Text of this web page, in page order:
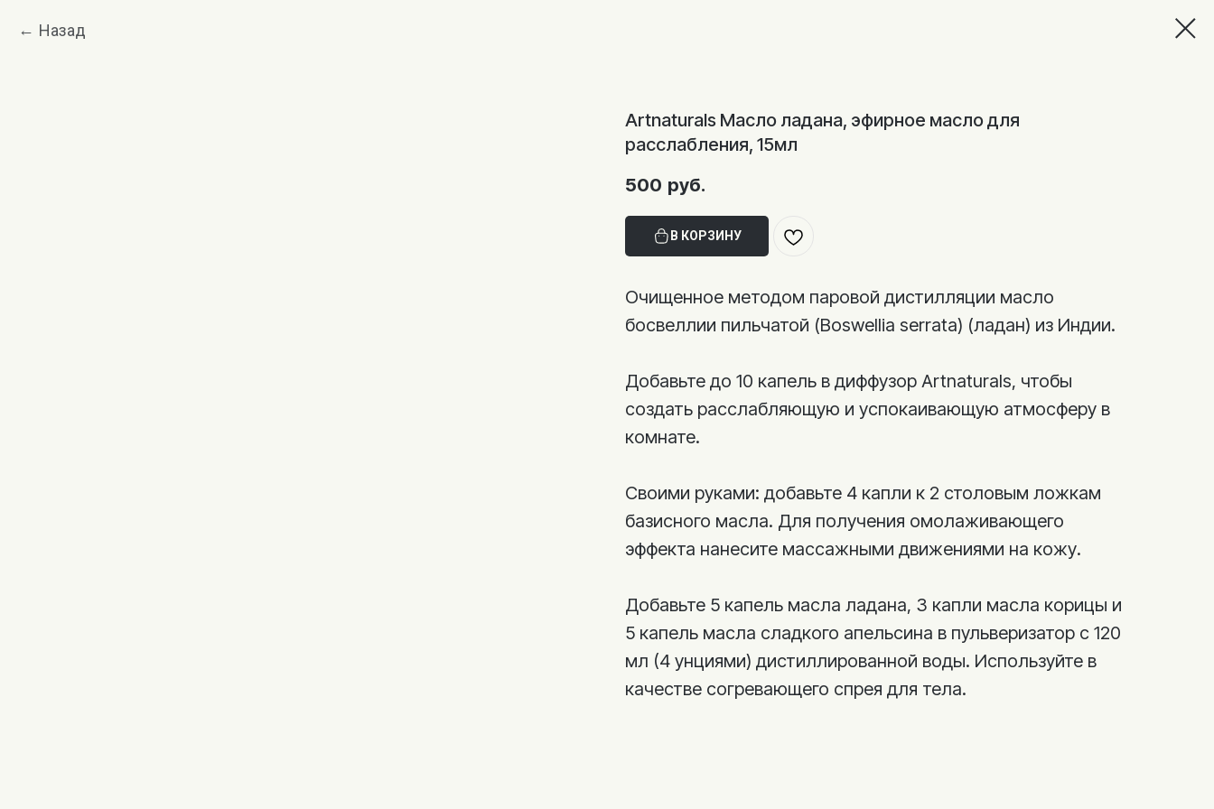
Назад
Artnaturals Масло ладана, эфирное масло для
расслабления, 15мл
500 руб.
В КОРЗИНУ
Очищенное методом паровой дистилляции масло
босвеллии пильчатой (Boswellia serrata) (ладан) из Индии.
Добавьте до 10 капель в диффузор Artnaturals, чтобы
создать расслабляющую и успокаивающую атмосферу в
комнате.
Своими руками: добавьте 4 капли к 2 столовым ложкам
базисного масла. Для получения омолаживающего
эффекта нанесите массажными движениями на кожу.
Добавьте 5 капель масла ладана, 3 капли масла корицы и
5 капель масла сладкого апельсина в пульверизатор с 120
мл (4 унциями) дистиллированной воды. Используйте в
качестве согревающего спрея для тела.